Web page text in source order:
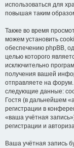
использоваться для
повышая таким
Также во время
можем установить
обеспечению phpBB,
целью которого
исключительно
получения вашей
отправляете на
следующие данные:
Гостя (в дальнейшем
регистрации в
«ваша учётная
регистрации и
Ваша учётная запись